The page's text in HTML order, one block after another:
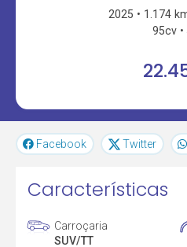
2025 1.174
95cv
Facebook Twitter
Características
Carroçaria
SUV/TT